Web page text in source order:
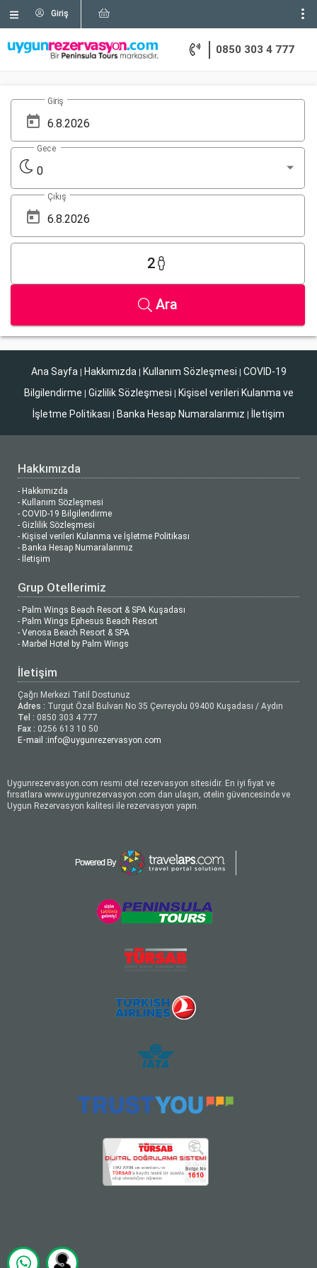
Giriş
0850 303 4 777
Giriş
0
Gece
Çıkış
2
Ara
Ana Sayfa | Hakkımızda | Kullanım Sözleşmesi | COVID-19
Bilgilendirme | Gizlilik Sözleşmesi | Kişisel verileri Kulanma ve
İşletme Politikası | Banka Hesap Numaralarımız | İletişim
Hakkımızda
- Hakkımızda
- Kullanım Sözleşmesi
- COVID-19 Bilgilendirme
- Gizlilik Sözleşmesi
- Kişisel verileri Kulanma ve İşletme Politikası
- Banka Hesap Numaralarımız
- İletişim
Grup Otellerimiz
- Palm Wings Beach Resort & SPA Kuşadası
- Palm Wings Ephesus Beach Resort
- Venosa Beach Resort & SPA
- Marbel Hotel by Palm Wings
İletişim
Çağrı Merkezi Tatil Dostunuz
Adres : Turgut Özal Bulvarı No 35 Çevreyolu 09400 Kuşadası / Aydın
Tel : 0850 303 4 777
Fax : 0256 613 10 50
E-mail :info@uygunrezervasyon.com
Uygunrezervasyon.com resmi otel rezervasyon sitesidir. En iyi fiyat ve
fırsatlara www.uygunrezervasyon.com dan ulaşın, otelin güvencesinde ve
Uygun Rezervasyon kalitesi ile rezervasyon yapın.